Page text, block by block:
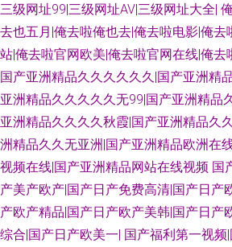
色网入口站91 AV你懂得 久久精热精品 91这里 超
色综欧美 成人影音在线 人人操欧美人 人妖激情
一区 A片播放 浮力操操逼 免费色色网站 深夜福
线 人人操人人摸超碰 91精品54 免费日本A官网 东
线观看 激情午夜导航 另类射区 人妖手慰网站 99
三级网址99|三级网址AV|三级网址大全|
去也五月|俺去啦俺也去|俺去啦电影|俺去
站|俺去啦官网欧美|俺去啦官网在线|俺去
国产亚洲精品久久久久久久|国产亚洲精
亚洲精品久久久久久无99|国产亚洲精品
亚洲精品久久久久秋霞|国产亚洲精品久
洲精品久久无亚洲|国产亚洲精品欧洲在
视频在线|国产亚洲精品网站在线视频 国
产美产欧产|国产日产免费高清|国产日产
产欧产精品|国产日产欧产美韩|国产日产
综合|国产日产欧美一| 国产福利第一视频